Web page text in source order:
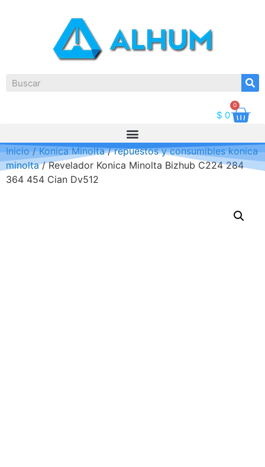
$ 0
0
Inicio/Konica Minolta/repuestos y consumibles konica
minolta/ Revelador Konica Minolta Bizhub C224 284
364 454 Cian Dv512